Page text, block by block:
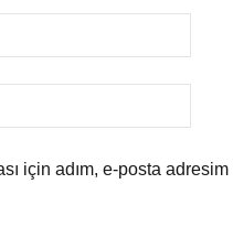
için adım, e-posta